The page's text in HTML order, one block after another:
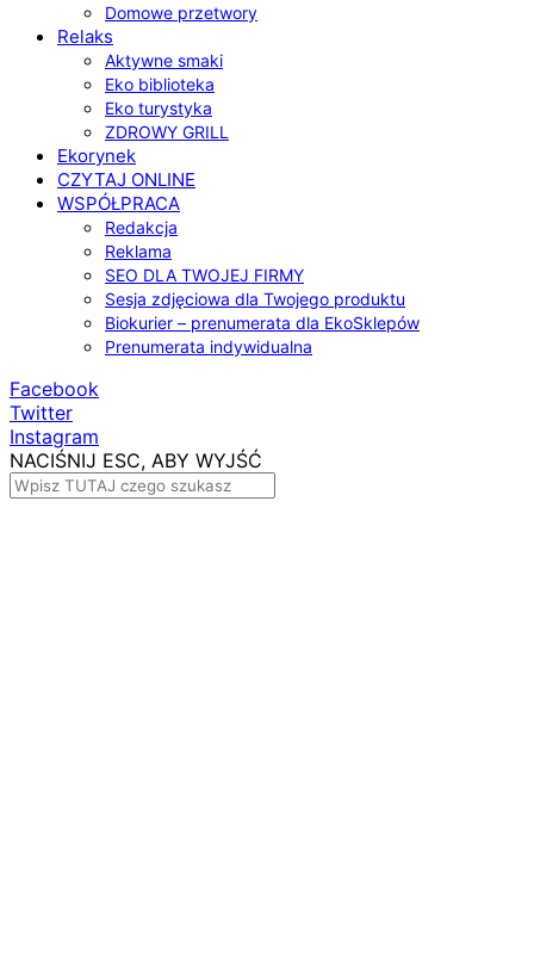
Domowe przetwory
Relaks
Aktywne smaki
Eko biblioteka
Eko turystyka
ZDROWY GRILL
Ekorynek
CZYTAJ ONLINE
WSPÓŁPRACA
Redakcja
Reklama
SEO DLA TWOJEJ FIRMY
Sesja zdjęciowa dla Twojego produktu
Biokurier – prenumerata dla EkoSklepów
Prenumerata indywidualna
Facebook
Twitter
Instagram
NACIŚNIJ ESC, ABY WYJŚĆ